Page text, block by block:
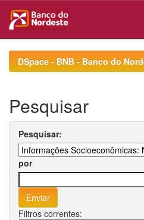
navigationDSpace - BNB - Banco do
Pesquisar
Pesquisar:
por
Filtros correntes: